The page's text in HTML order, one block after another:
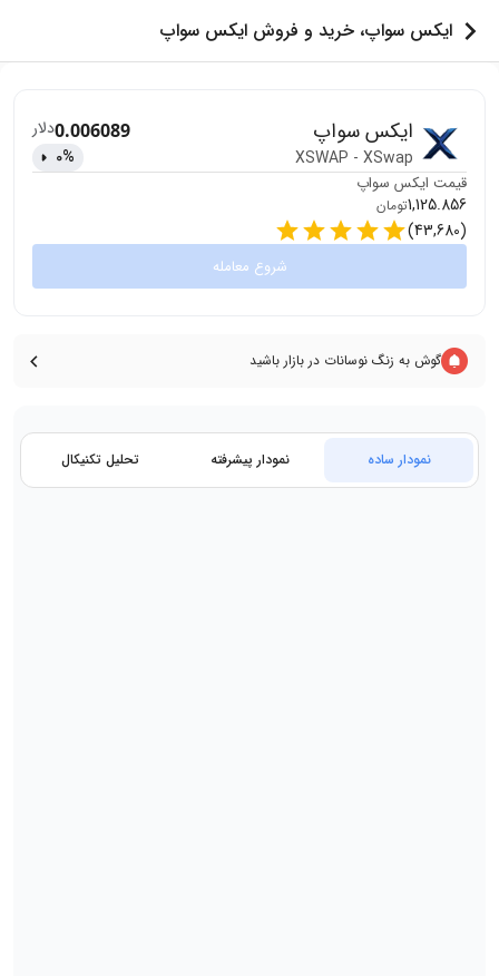
ایکس سواپ، خرید و فروش ایکس سواپ
ایکس سواپ
XSWAP - XSwap
0.006089دلار
0%
قیمت ایکس سواپ
1,125.856تومان
(
43,680
)
شروع معامله
گوش به زنگ نوسانات در بازار باشید
نمودار ساده نمودار پیشرفته تحلیل تکنیکال